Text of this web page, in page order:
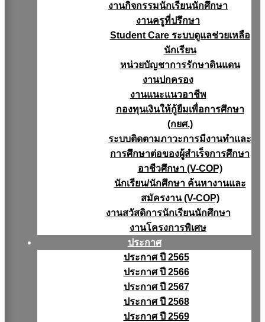
งานกิจกรรมนักเรียนนักศึกษา
งานครูที่ปรึกษา
Student Care ระบบดูแลช่วยเหลือ
นักเรียน
หน่วยบัญชาการรักษาดินแดน
งานปกครอง
งานแนะแนวอาชีพ
กองทุนเงินให้กู้ยืมเพื่อการศึกษา
(กยศ.)
ระบบติดตามภาวะการมีงานทำและ
การศึกษาต่อของผู้สำเร็จการศึกษา
อาชีวศึกษา (V-COP)
นักเรียน/นักศึกษา ค้นหางานและ
สมัครงาน (V-COP)
งานสวัสดิการนักเรียนนักศึกษา
งานโครงการพิเศษ
ประกาศ
ประกาศ ปี 2565
ประกาศ ปี 2566
ประกาศ ปี 2567
ประกาศ ปี 2568
ประกาศ ปี 2569